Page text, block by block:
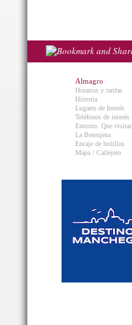
Almagro
Horarios y tarifas
Historia
Lugares de Interés
Teléfonos de interés
Entorno. Que visitar.
La Berenjena
Encaje de bolillos
Mapa / Callejero